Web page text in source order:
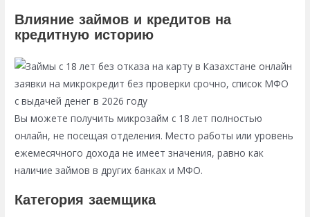
Влияние займов и кредитов на
кредитную историю
Вы можете получить микрозайм с 18 лет полностью
онлайн, не посещая отделения. Место работы или уровень
ежемесячного дохода не имеет значения, равно как
наличие займов в других банках и МФО.
Категория заемщика